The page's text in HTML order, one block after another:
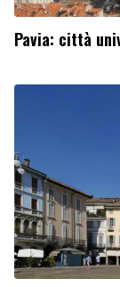
Pavia: città